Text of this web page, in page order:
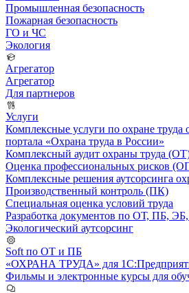
Промышленная безопасность
Пожарная безопасность
ГО и ЧС
Экология
Агрегатор
Агрегатор
Для партнеров
Услуги
Комплексные услуги по охране
портала «Охрана труда в России»
Комплексный аудит охраны труда
Оценка профессиональных рисков
Комплексные решения аутсорсинга
Производственный контроль (ПК)
Специальная оценка условий труда
Разработка документов по ОТ, ПБ,
Экологический аутсорсинг
Soft по ОТ и ПБ
«ОХРАНА ТРУДА» для
Фильмы и электронные курсы для